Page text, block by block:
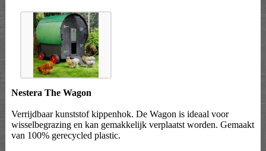
Nestera The Wagon
Verrijdbaar kunststof kippenhok. De Wagon is ideaal voor
wisselbegrazing en kan gemakkelijk verplaatst worden. Gemaakt
van 100% gerecycled plastic.